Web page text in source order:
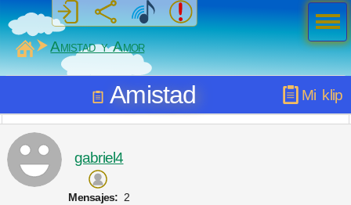
MiSabueso
Amistad y Amor
Mi klip
Amistad
gabriel4
Mensajes: 2
Men
ú